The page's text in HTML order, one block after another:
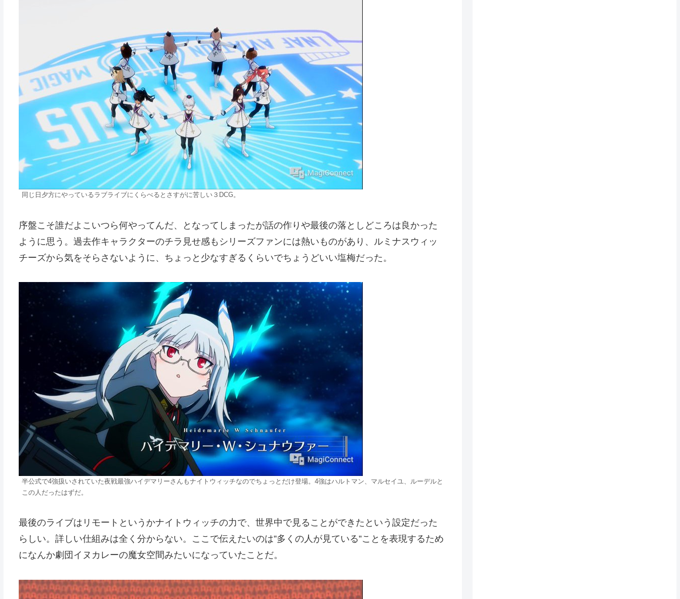
同じ日夕方にやっているラブライブにくらべるとさすがに苦しい３DCG。
序盤こそ誰だよこいつら何やってんだ、となってしまったが話の作りや最後の落としどころは良かった
ように思う。過去作キャラクターのチラ見せ感もシリーズファンには熱いものがあり、ルミナスウィッ
チーズから気をそらさないように、ちょっと少なすぎるくらいでちょうどいい塩梅だった。
半公式で4強扱いされていた夜戦最強ハイデマリーさんもナイトウィッチなのでちょっとだけ登場。4強はハルトマン、マルセイユ、ルーデルと
この人だったはずだ。
最後のライブはリモートというかナイトウィッチの力で、世界中で見ることができたという設定だった
らしい。詳しい仕組みは全く分からない。ここで伝えたいのは”多くの人が見ている”ことを表現するため
になんか劇団イヌカレーの魔女空間みたいになっていたことだ。